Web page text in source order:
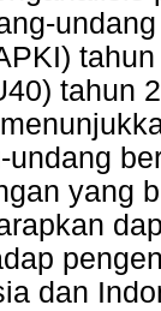
tahun
undang
yang
dan